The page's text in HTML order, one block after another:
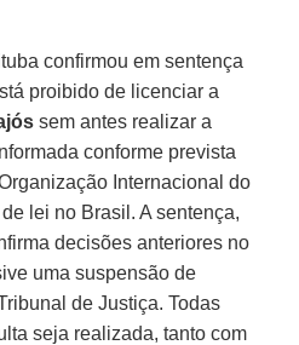
confirmou em sentença
proibido de licenciar a
sem antes realizar a
conforme prevista
Internacional do
lei no Brasil. A sentença,
decisões anteriores no
uma suspensão de
de Justiça. Todas
seja realizada, tanto com